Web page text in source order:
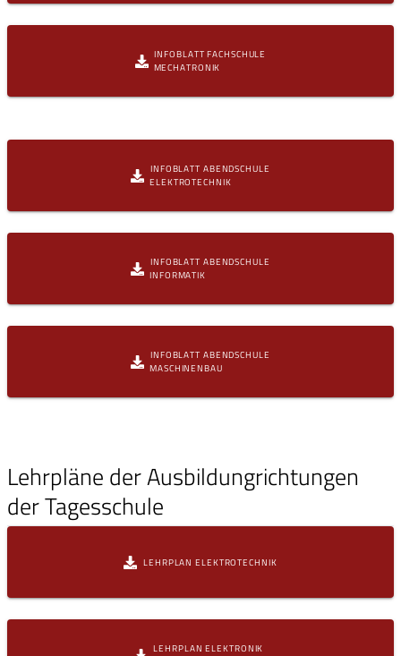
INFOBLATT FACHSCHULE
MECHATRONIK
INFOBLATT ABENDSCHULE
ELEKTROTECHNIK
INFOBLATT ABENDSCHULE
INFORMATIK
INFOBLATT ABENDSCHULE
MASCHINENBAU
Lehrpläne der Ausbildungrichtungen
der Tagesschule
LEHRPLAN ELEKTROTECHNIK
LEHRPLAN ELEKTRONIK